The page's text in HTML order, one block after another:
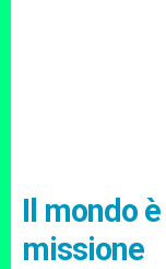
Il mondo
missione